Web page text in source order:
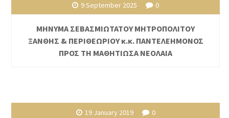
9 September 2025 0
ΜΗΝΥΜΑ ΣΕΒΑΣΜΙΩΤΑΤΟΥ ΜΗΤΡΟΠΟΛΙΤΟΥ
ΞΑΝΘΗΣ & ΠΕΡΙΘΕΩΡΙΟΥ κ.κ. ΠΑΝΤΕΛΕΗΜΟΝΟΣ
ΠΡΟΣ ΤΗ ΜΑΘΗΤΙΩΣΑ ΝΕΟΛΑΙΑ
19 January 2019 0